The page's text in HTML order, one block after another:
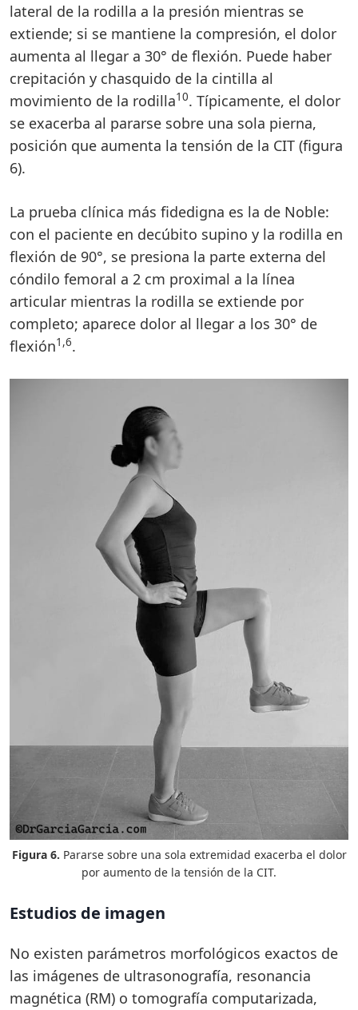
lateral de la rodilla a la presión mientras se
extiende; si se mantiene la compresión, el dolor
aumenta al llegar a 30° de flexión. Puede haber
crepitación y chasquido de la cintilla al
movimiento de la rodilla10. Típicamente, el dolor
se exacerba al pararse sobre una sola pierna,
posición que aumenta la tensión de la CIT (figura
6).
La prueba clínica más fidedigna es la de Noble:
con el paciente en decúbito supino y la rodilla en
flexión de 90°, se presiona la parte externa del
cóndilo femoral a 2 cm proximal a la línea
articular mientras la rodilla se extiende por
completo; aparece dolor al llegar a los 30° de
flexión1,6.
Figura 6. Pararse sobre una sola extremidad exacerba el dolor
por aumento de la tensión de la CIT.
Estudios de imagen
No existen parámetros morfológicos exactos de
las imágenes de ultrasonografía, resonancia
magnética (RM) o tomografía computarizada,